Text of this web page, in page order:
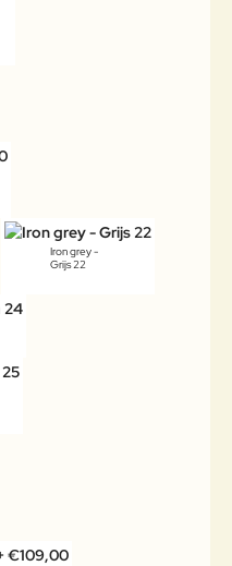
Iron grey -
Grijs 22